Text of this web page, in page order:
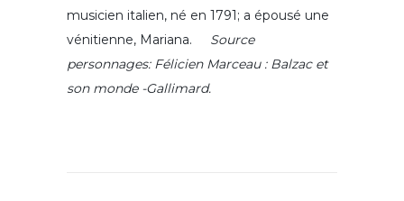
musicien italien, né en 1791; a épousé une
vénitienne, Mariana. Source
personnages: Félicien Marceau : Balzac et
son monde -Gallimard.